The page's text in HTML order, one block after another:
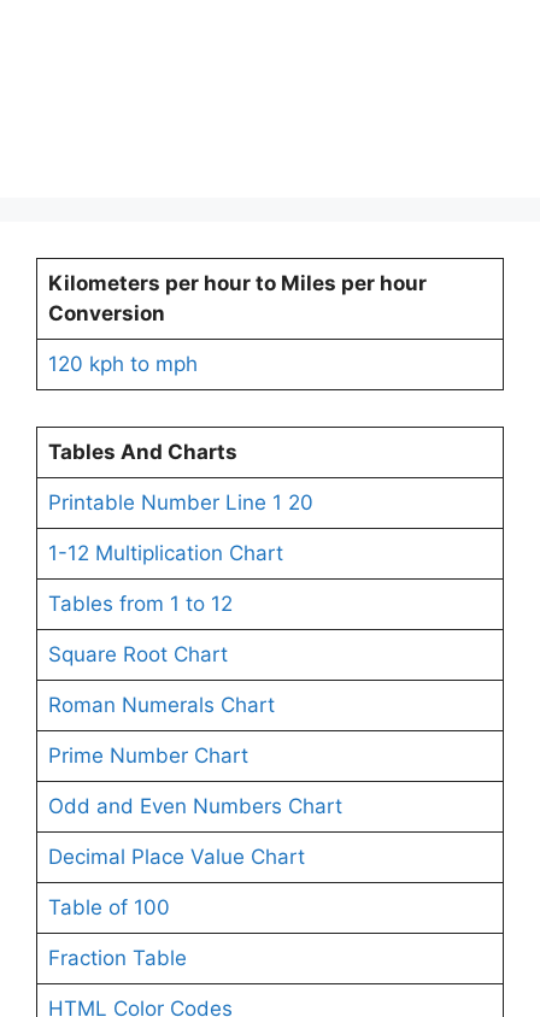
Kilometers per hour to Miles per hour
Conversion
120 kph to mph
Tables And Charts
Printable Number Line 1 20
1-12 Multiplication Chart
Tables from 1 to 12
Square Root Chart
Roman Numerals Chart
Prime Number Chart
Odd and Even Numbers Chart
Decimal Place Value Chart
Table of 100
Fraction Table
HTML Color Codes